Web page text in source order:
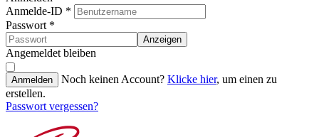
Anmelde-ID *
Passwort *
Anzeigen
Angemeldet bleiben
Anmelden Noch keinen Account? Klicke hier, um einen zu
erstellen.
Passwort vergessen?